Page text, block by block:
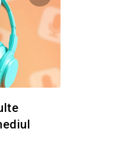
Condividi questo
Twitter